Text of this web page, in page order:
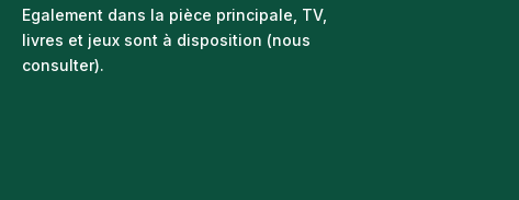
Egalement dans la pièce principale, TV,
livres et jeux sont à disposition (nous
consulter).